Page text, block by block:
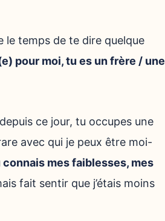
le temps de te dire quelque
pour moi, tu es un frère / une
ce jour, tu occupes une
avec qui je peux être moi-
connais mes faiblesses, mes
fait sentir que j’étais moins